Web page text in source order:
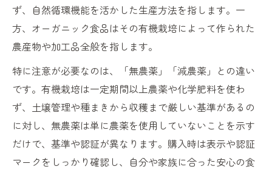
ず、自然循環機能を活かした生産方法を指します。一
方、オーガニック食品はその有機栽培によって作られた
農産物や加工品全般を指します。
特に注意が必要なのは、「無農薬」「減農薬」との違い
です。有機栽培は一定期間以上農薬や化学肥料を使わ
ず、土壌管理や種まきから収穫まで厳しい基準があるの
に対し、無農薬は単に農薬を使用していないことを示す
だけで、基準や認証が異なります。購入時は表示や認証
マークをしっかり確認し、自分や家族に合った安心の食